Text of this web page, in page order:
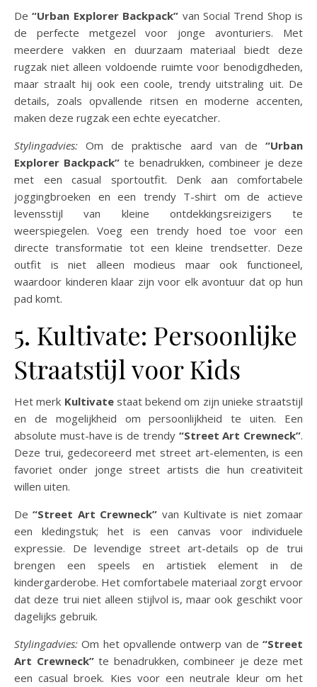
De“Urban Explorer Backpack” van Social Trend Shop is
de perfecte metgezel voor jonge avonturiers. Met
meerdere vakken en duurzaam materiaal biedt deze
rugzak niet alleen voldoende ruimte voor benodigdheden,
maar straalt hij ook een coole, trendy uitstraling uit. De
details, zoals opvallende ritsen en moderne accenten,
maken deze rugzak een echte eyecatcher.
Stylingadvies: Om de praktische aard van de “Urban
Explorer Backpack” te benadrukken, combineer je deze
met een casual sportoutfit. Denk aan comfortabele
joggingbroeken en een trendy T-shirt om de actieve
levensstijl van kleine ontdekkingsreizigers te
weerspiegelen. Voeg een trendy hoed toe voor een
directe transformatie tot een kleine trendsetter. Deze
outfit is niet alleen modieus maar ook functioneel,
waardoor kinderen klaar zijn voor elk avontuur dat op hun
pad komt.
5. Kultivate: Persoonlijke
Straatstijl voor Kids
Het merk Kultivatestaat bekend om zijn unieke straatstijl
en de mogelijkheid om persoonlijkheid te uiten. Een
absolute must-have is de trendy “Street Art Crewneck”.
Deze trui, gedecoreerd met street art-elementen, is een
favoriet onder jonge street artists die hun creativiteit
willen uiten.
De“Street Art Crewneck” van Kultivate is niet zomaar
een kledingstuk; het is een canvas voor individuele
expressie. De levendige street art-details op de trui
brengen een speels en artistiek element in de
kindergarderobe. Het comfortabele materiaal zorgt ervoor
dat deze trui niet alleen stijlvol is, maar ook geschikt voor
dagelijks gebruik.
Stylingadvies: Om het opvallende ontwerp van de “Street
Art Crewneck”te benadrukken, combineer je deze met
een casual broek. Kies voor een neutrale kleur om het